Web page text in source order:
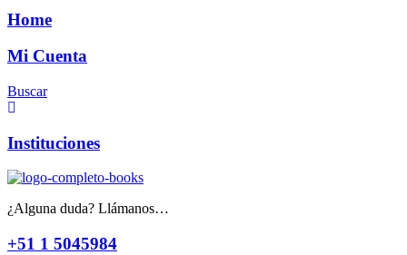
Home
Mi Cuenta
Buscar
Instituciones
¿Alguna duda? Llámanos…
+51 1 5045984